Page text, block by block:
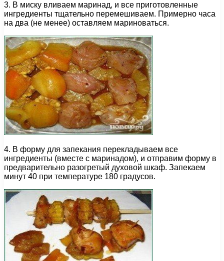
3. В миску вливаем маринад, и все приготовленные
ингредиенты тщательно перемешиваем. Примерно часа
на два (не менее) оставляем мариноваться.
4. В форму для запекания перекладываем все
ингредиенты (вместе с маринадом), и отправим форму в
предварительно разогретый духовой шкаф. Запекаем
минут 40 при температуре 180 градусов.